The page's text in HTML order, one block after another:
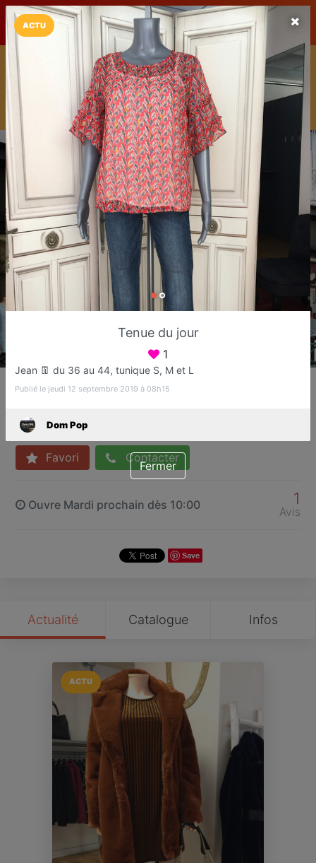
LaCarte LaCarte sur
Play Store
Installez l'App LaCarte
Téléchargez gratuitement l'app LaCarte pour suivre vos
commerces favoris et ne rien rater !
Télécharger Plus tard
Dom Pop
Favori Contacter
Ouvre Mardi prochain dès 10:00 1
Avis
Save
Actualité Catalogue Infos
ACTU
ACTU
Tenue du jour
1
Jean 👖 du 36 au 44, tunique S, M et L
Publié le jeudi 12 septembre 2019 à 08h15
Dom Pop
Fermer